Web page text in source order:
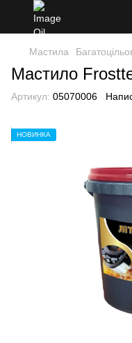
Мастила
Мастило
Артикул: 05070006
НОВИНКА